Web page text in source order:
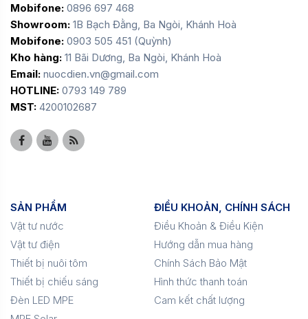
Mobifone: 0896 697 468
Showroom: 1B Bạch Đằng, Ba Ngòi, Khánh Hoà
Mobifone: 0903 505 451 (Quỳnh)
Kho hàng: 11 Bãi Dương, Ba Ngòi, Khánh Hoà
Email: nuocdien.vn@gmail.com
HOTLINE: 0793 149 789
MST: 4200102687
SẢN PHẨM
Vật tư nước
Vật tư điện
Thiết bị nuôi tôm
Thiết bị chiếu sáng
Đèn LED MPE
ĐIỀU KHOẢN, CHÍNH SÁCH
Điều Khoản & Điều Kiện
Hướng dẫn mua hàng
Chính Sách Bảo Mật
Hình thức thanh toán
Cam kết chất lượng